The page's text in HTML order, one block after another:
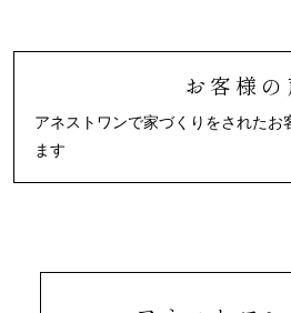
お客様の
アネストワンで家づくりをされたお
ます